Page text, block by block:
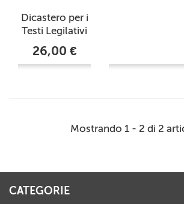
Dicastero per i
Testi Legilativi
26,00 €
Mostrando 1 - 2 di 2
CATEGORIE